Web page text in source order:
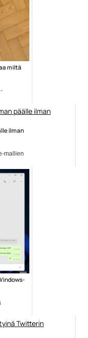
miltä
ilman
mallien